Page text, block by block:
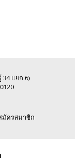
แยก 6)
มัครสมาชิก